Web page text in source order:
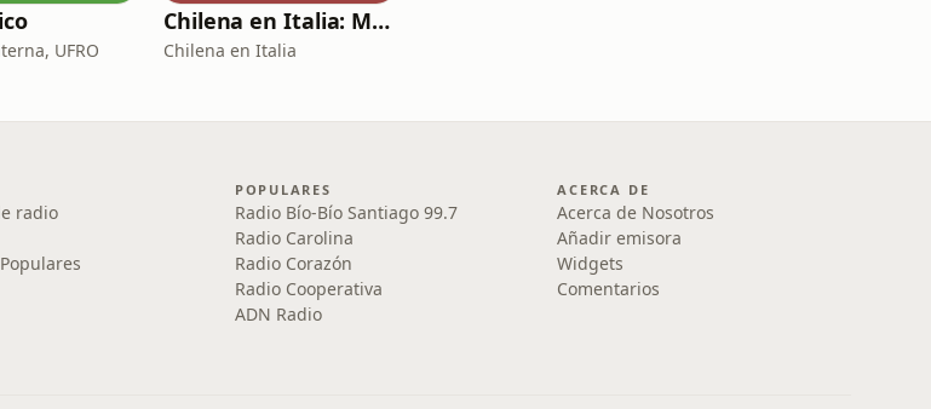
UFRO
Chilena en Italia: Masa & Amore
Chilena en Italia
radio
POPULARES
Radio Bío-Bío Santiago 99.7
Radio Carolina
Radio Corazón
Radio Cooperativa
ADN Radio
ACERCA DE
Acerca de Nosotros
Añadir emisora
Widgets
Comentarios